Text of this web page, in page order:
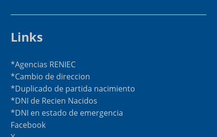
Links
*Agencias RENIEC
*Cambio de direccion
*Duplicado de partida nacimiento
*DNI de Recien Nacidos
*DNI en estado de emergencia
Facebook